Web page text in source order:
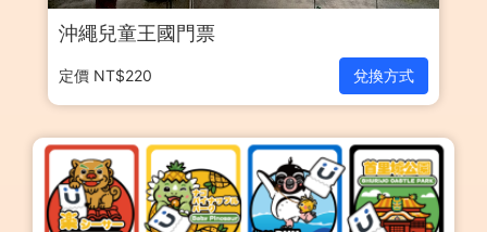
沖繩兒童王國門票
定價 NT$220 兌換方式